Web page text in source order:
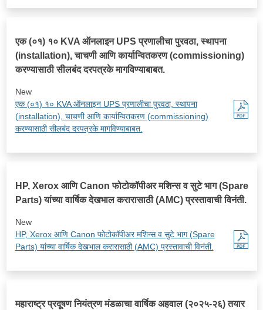
एक (०१) १० KVA ऑनलाइन UPS प्रणालीचा पुरवठा, स्थापना
(installation), चाचणी आणि कार्यान्वितकरण (commissioning)
करण्यासाठी सीलबंद दरपत्रके मागविण्याबाबत.
New
एक (०१) १० KVA ऑनलाइन UPS प्रणालीचा पुरवठा, स्थापना
(installation), चाचणी आणि कार्यान्वितकरण (commissioning)
करण्यासाठी सीलबंद दरपत्रके मागविण्याबाबत.
HP, Xerox आणि Canon फोटोकॉपीअर मशिन्स व सुटे भाग (Spare
Parts) यांच्या वार्षिक देखभाल करारासाठी (AMC) प्रस्तावाची विनंती.
New
HP, Xerox आणि Canon फोटोकॉपीअर मशिन्स व सुटे भाग (Spare
Parts) यांच्या वार्षिक देखभाल करारासाठी (AMC) प्रस्तावाची विनंती.
महाराष्ट्र प्रदूषण नियंत्रण मंडळाचा वार्षिक अहवाल (२०२५-२६) तयार